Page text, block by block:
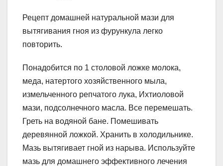
Рецепт домашней натуральной мази для
вытягивания гноя из фурункула легко
повторить.
Понадобится по 1 столовой ложке молока,
меда, натертого хозяйственного мыла,
измельченного репчатого лука, Ихтиоловой
мази, подсолнечного масла. Все перемешать.
Греть на водяной бане. Помешивать
деревянной ложкой. Хранить в холодильнике.
Мазь вытягивает гной из нарыва. Используйте
мазь для домашнего эффективного лечения